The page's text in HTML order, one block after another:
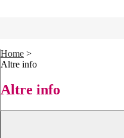
Home >
Altre info
Altre info